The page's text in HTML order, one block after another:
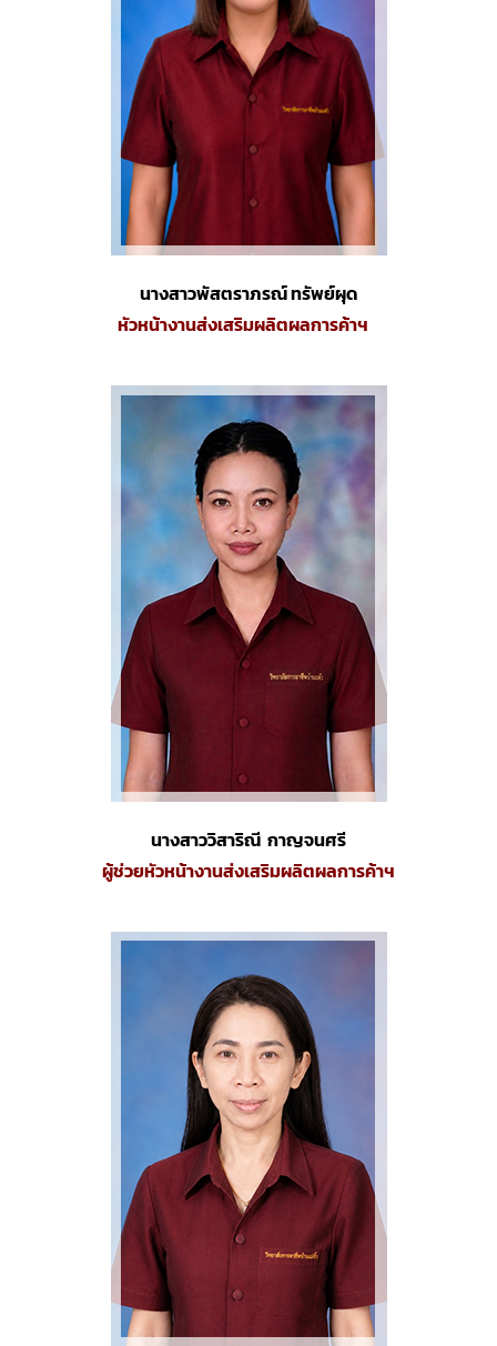
นางสาวพัสตราภรณ์ ทรัพย์ผุด
หัวหน้างานส่งเสริมผลิตผลการค้าฯ
นางสาววิสาริณี กาญจนศรี
ผู้ช่วยหัวหน้างานส่งเสริมผลิตผลการค้าฯ